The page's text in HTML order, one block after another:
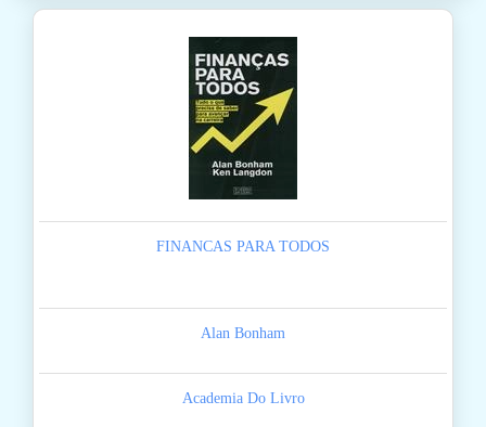
FINANCAS PARA TODOS
Alan Bonham
Academia Do Livro